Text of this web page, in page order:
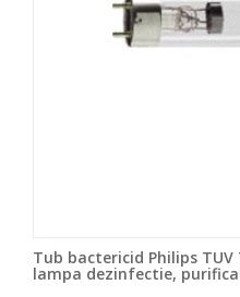
Tub bactericid Philips TUV
lampa dezinfectie,